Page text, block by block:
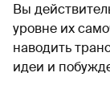
Вы
уровне их
наводить
идеи и